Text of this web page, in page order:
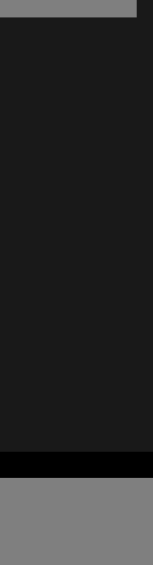
ventana)